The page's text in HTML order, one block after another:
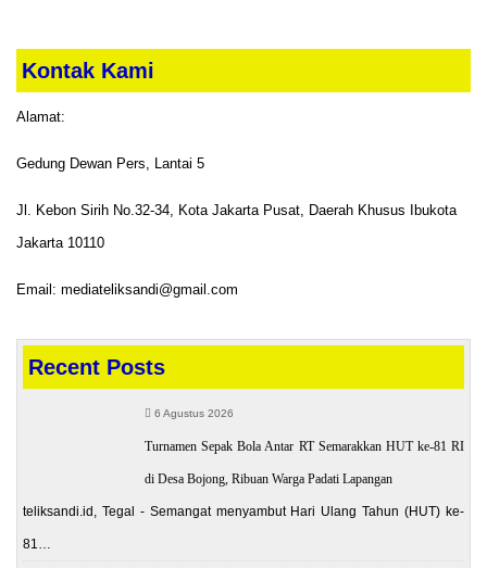
Kontak Kami
Alamat:
Gedung Dewan Pers, Lantai 5
Jl. Kebon Sirih No.32-34, Kota Jakarta Pusat, Daerah Khusus Ibukota
Jakarta 10110
Email: mediateliksandi@gmail.com
Recent Posts
6 Agustus 2026
Turnamen Sepak Bola Antar RT Semarakkan HUT ke-81 RI
di Desa Bojong, Ribuan Warga Padati Lapangan
teliksandi.id, Tegal - Semangat menyambut Hari Ulang Tahun (HUT) ke-
81…